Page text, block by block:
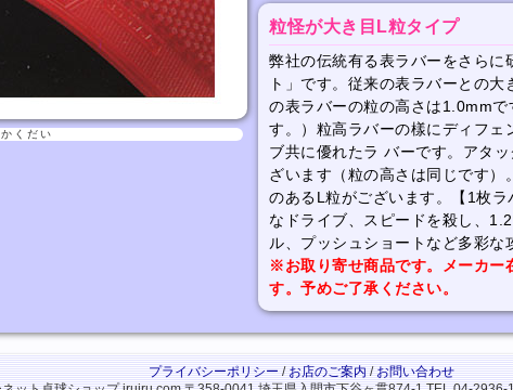
くだい
粒怪が大き目L粒タイプ
弊社の伝統有る表ラバーをさらに
ト」です。従来の表ラバーとの
の表ラバーの粒の高さは1.0mm
す。）粒高ラバーの樣にディフェ
ブ共に優れたラ バーです。アタ
ざいます（粒の高さは同じです
のあるL粒がございます。【1枚
なドライブ、スピードを殺し、
ル、プッシュショートなど多彩な
※お取り寄せ商品です。メーカー
す。予めご了承ください。
プライバシーポリシー/お店のご案内/お問い合わせ